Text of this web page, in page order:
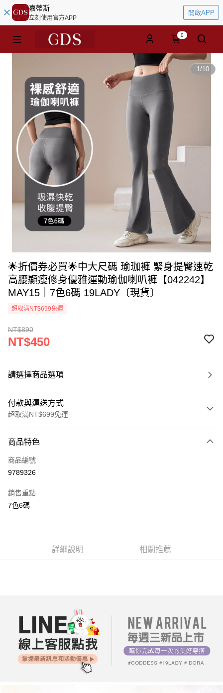
嘉蒂斯
立刻使用官方APP
開啟APP
0
1/10
🌟折價券必買🌟中大尺碼 瑜珈褲 緊身提臀速乾
高腰顯瘦修身優雅運動瑜伽喇叭褲【042242】
MAY15｜7色6碼 19LADY〔現貨〕
超取滿NT$699免運
NT$890
NT$450
請選擇商品選項
付款與運送方式
超取滿NT$699免運
信用卡一次付款
超商取貨付款
街口支付
【關於「AFTEE先享後付」】
AFTEE先享後付是「在收到商品之後才付款」的支付方式。 讓您購物簡單
【「AFTEE先享後付」結帳流程】
１．於結帳方式選擇「AFTEE先享後付」後，將跳轉至「AFTEE先享後付」
結帳頁面，進行簡訊認證並確認金額後，即可完成結帳。
２．訂單成立數日內，您將收到繳費通知簡訊。
３．收到繳費通知簡訊後14天內，點擊此簡訊中的連結，可透過四大超商／
ATM／網路銀行／等多元方式進行付款，方視為交易完成。
※ 請注意：結帳手續完成當下不需立刻繳費，但若您需要取消訂單，請聯絡
購買商品的店家。未經商家同意取消之訂單仍視為有效，需透過AFTEE先享
付款後全家取貨
每筆NT$80，滿NT$699(含以上)免運費
7-11付款取貨
每筆NT$80，滿NT$699(含以上)免運費
商品特色
商品編號
9789326
銷售重點
7色6碼
詳細說明 相關推薦